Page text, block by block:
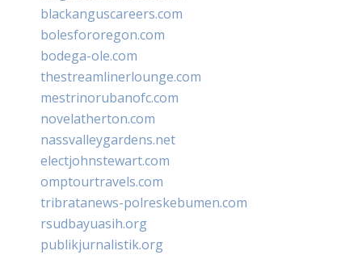
blackanguscareers.com
bolesfororegon.com
bodega-ole.com
thestreamlinerlounge.com
mestrinorubanofc.com
novelatherton.com
nassvalleygardens.net
electjohnstewart.com
omptourtravels.com
tribratanews-polreskebumen.com
rsudbayuasih.org
publikjurnalistik.org